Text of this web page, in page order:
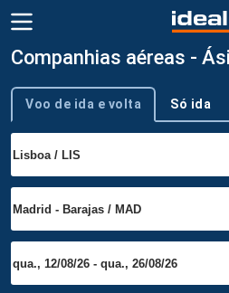
Companhias aéreas -
Tipo de viagem
Voo de ida e volta Só ida